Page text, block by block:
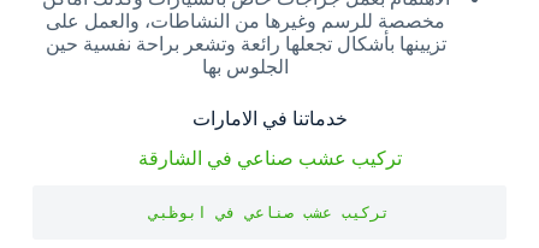
مخصصة للرسم وغيرها من النشاطات، والعمل على
تزيينها بأشكال تجعلها رائعة وتشعر براحة نفسية حين
الجلوس بها
خدماتنا في الامارات
تركيب عشب صناعي في الشارقة
تركيب عشب صناعي في ابوظبي